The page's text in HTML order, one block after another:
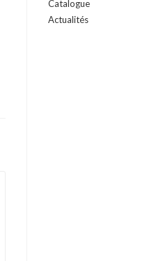
Catalogue
Actualités